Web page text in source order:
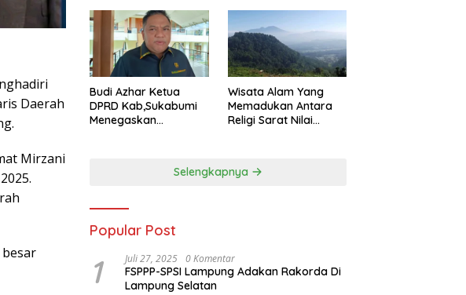
Daerah
Mirzani
Budi Azhar Ketua
DPRD Kab,Sukabumi
Menegaskan
Ekonomi Kreatif Akar
Wisata Alam Yang
Memadukan Antara
Religi Sarat Nilai
Sukabumi
Selengkapnya
Popular Post
1 Juli 27, 2025 0 Komentar
FSPPP-SPSI Lampung Adakan Rakorda Di
Lampung Selatan